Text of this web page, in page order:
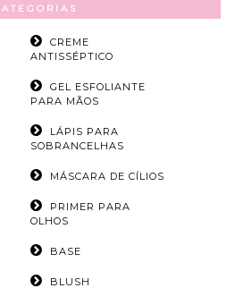
CREME
ANTISSÉPTICO
GEL ESFOLIANTE
PARA MÃOS
LÁPIS PARA
SOBRANCELHAS
MÁSCARA DE CÍLIOS
PRIMER PARA
OLHOS
BASE
BLUSH